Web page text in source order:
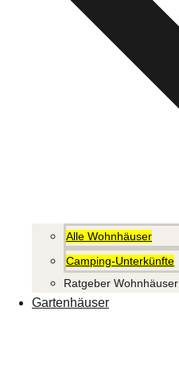
Alle Wohnhäuser
Camping-Unterkünfte
Ratgeber Wohnhäuser
Gartenhäuser